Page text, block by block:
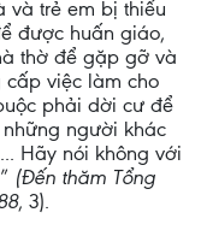
và trẻ em bị thiếu
được huấn giáo,
thờ để gặp gỡ và
cấp việc làm cho
phải dời cư để
người khác
Hãy nói không với
(Đến thăm Tổng
, 3).